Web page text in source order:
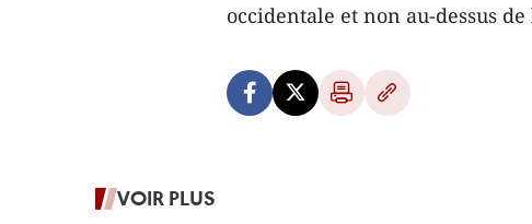
occidentale et non au-dessus
VOIR PLUS